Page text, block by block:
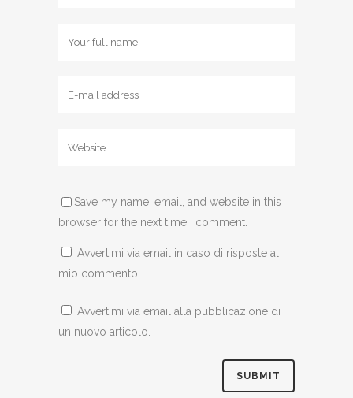
Save my name, email, and website in this
browser for the next time I comment.
Avvertimi via email in caso di risposte al
mio commento.
Avvertimi via email alla pubblicazione di
un nuovo articolo.